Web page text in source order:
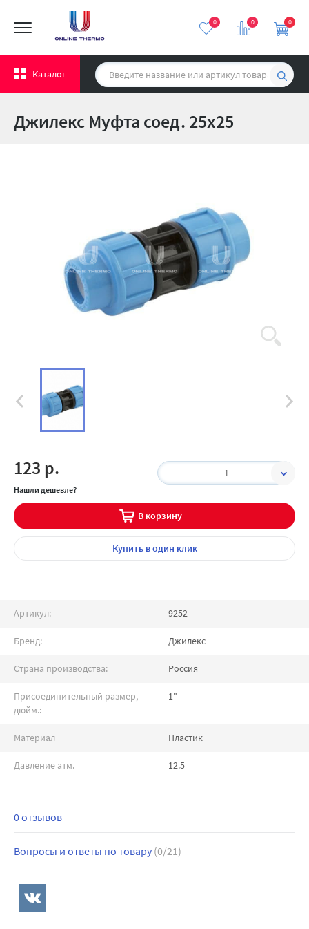
0 0
Каталог
0
Джилекс Муфта соед. 25х25
123 р.
Нашли дешевле?
1
В корзину
Купитьв один клик
Артикул: 9252
Бренд: Джилекс
Страна производства: Россия
Присоединительный размер,
дюйм.:
1"
Материал Пластик
Давление атм. 12.5
0 отзывов
Вопросы и ответы по товару (0/21)